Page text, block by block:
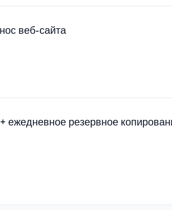
веб-сайта
ежедневное резервное